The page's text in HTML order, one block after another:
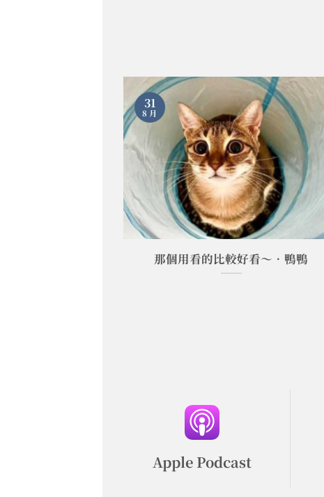
那個用看的比較好看～•鴨鴨
31
8 月
Apple Podcast